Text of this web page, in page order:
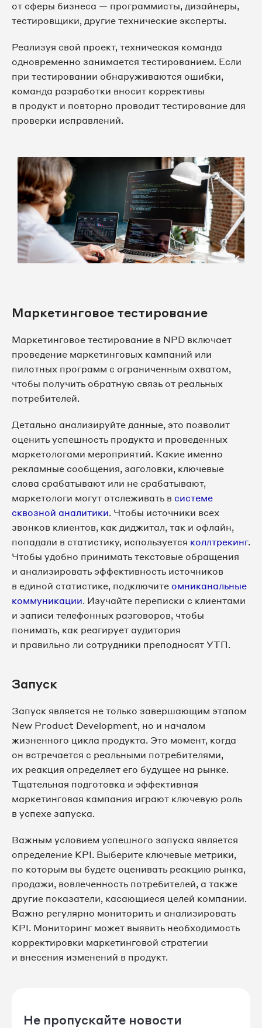
от сферы бизнеса — программисты, дизайнеры,
тестировщики, другие технические эксперты.
Реализуя свой проект, техническая команда
одновременно занимается тестированием. Если
при тестировании обнаруживаются ошибки,
команда разработки вносит коррективы
в продукт и повторно проводит тестирование для
проверки исправлений.
Маркетинговое тестирование
Маркетинговое тестирование в NPD включает
проведение маркетинговых кампаний или
пилотных программ с ограниченным охватом,
чтобы получить обратную связь от реальных
потребителей.
Детально анализируйте данные, это позволит
оценить успешность продукта и проведенных
маркетологами мероприятий. Какие именно
рекламные сообщения, заголовки, ключевые
слова срабатывают или не срабатывают,
маркетологи могут отслеживать в системе
сквозной аналитики. Чтобы источники всех
звонков клиентов, как диджитал, так и офлайн,
попадали в статистику, используется коллтрекинг.
Чтобы удобно принимать текстовые обращения
и анализировать эффективность источников
в единой статистике, подключите омниканальные
коммуникации. Изучайте переписки с клиентами
и записи телефонных разговоров, чтобы
понимать, как реагирует аудитория
и правильно ли сотрудники преподносят УТП.
Запуск
Запуск является не только завершающим этапом
New Product Development, но и началом
жизненного цикла продукта. Это момент, когда
он встречается с реальными потребителями,
их реакция определяет его будущее на рынке.
Тщательная подготовка и эффективная
маркетинговая кампания играют ключевую роль
в успехе запуска.
Важным условием успешного запуска является
определение KPI. Выберите ключевые метрики,
по которым вы будете оценивать реакцию рынка,
продажи, вовлеченность потребителей, а также
другие показатели, касающиеся целей компании.
Важно регулярно мониторить и анализировать
KPI. Мониторинг может выявить необходимость
корректировки маркетинговой стратегии
и внесения изменений в продукт.
Не пропускайте новости